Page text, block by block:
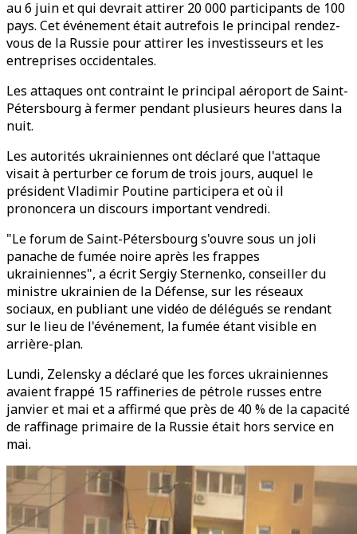
au 6 juin et qui devrait attirer 20 000 participants de 100
pays. Cet événement était autrefois le principal rendez-
vous de la Russie pour attirer les investisseurs et les
entreprises occidentales.
Les attaques ont contraint le principal aéroport de Saint-
Pétersbourg à fermer pendant plusieurs heures dans la
nuit.
Les autorités ukrainiennes ont déclaré que l'attaque
visait à perturber ce forum de trois jours, auquel le
président Vladimir Poutine participera et où il
prononcera un discours important vendredi.
"Le forum de Saint-Pétersbourg s'ouvre sous un joli
panache de fumée noire après les frappes
ukrainiennes", a écrit Sergiy Sternenko, conseiller du
ministre ukrainien de la Défense, sur les réseaux
sociaux, en publiant une vidéo de délégués se rendant
sur le lieu de l'événement, la fumée étant visible en
arrière-plan.
Lundi, Zelensky a déclaré que les forces ukrainiennes
avaient frappé 15 raffineries de pétrole russes entre
janvier et mai et a affirmé que près de 40 % de la capacité
de raffinage primaire de la Russie était hors service en
mai.